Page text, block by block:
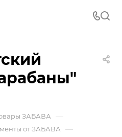
ЗАБАВА —
от ЗАБАВА —